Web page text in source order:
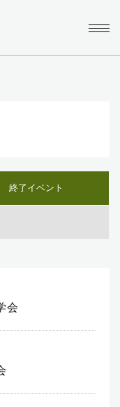
終了イベント
会